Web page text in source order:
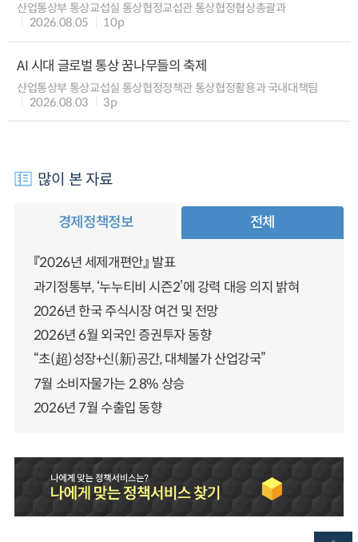
산업통상부 통상교섭실 통상협정교섭관 통상협정협상총괄과
2026.08.05
10p
AI 시대 글로벌 통상 꿈나무들의 축제
산업통상부 통상교섭실 통상협정정책관 통상협정활용과 국내대책팀
2026.08.03
3p
많이 본 자료
경제정책정보 전체
『2026년 세제개편안』 발표
과기정통부, ‘누누티비 시즌2’에 강력 대응 의지 밝혀
2026년 한국 주식시장 여건 및 전망
2026년 6월 외국인 증권투자 동향
“초(超)성장+신(新)공간, 대체불가 산업강국”
7월 소비자물가는 2.8% 상승
2026년 7월 수출입 동향